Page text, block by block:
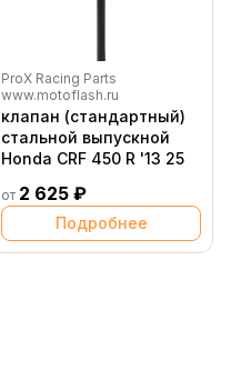
ProX Racing Parts
www.motoflash.ru
клапан (стандартный)
стальной выпускной
Honda CRF 450 R '13 25
от 2 625 ₽
Подробнее